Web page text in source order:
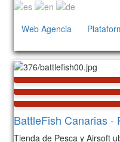
Web Agencia
BattleFish Canarias -
Tienda de Pesca y Airsoft